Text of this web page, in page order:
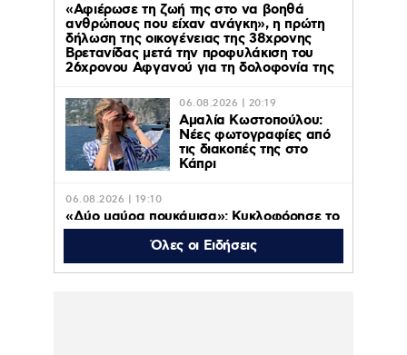
«Αφιέρωσε τη ζωή της στο να βοηθά
ανθρώπους που είχαν ανάγκη», η πρώτη
δήλωση της οικογένειας της 38χρονης
Βρετανίδας μετά την προφυλάκιση του
26χρονου Αφγανού για τη δολοφονία της
06.08.2026 | 20:19
Αμαλία Κωστοπούλου:
Νέες φωτογραφίες από
τις διακοπές της στο
Κάπρι
06.08.2026 | 19:10
«Δύο μαύρα πουκάμισα»: Κυκλοφόρησε το
πρώτο τρέϊλερ της νέας δραματικής σειράς
Όλες οι Ειδήσεις